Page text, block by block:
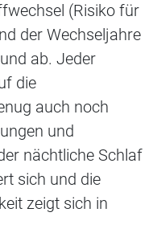
(Risiko für
der Wechseljahre
ab. Jeder
die
auch noch
und
nächtliche Schlaf
sich und die
zeigt sich in